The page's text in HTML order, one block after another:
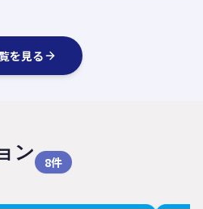
を見る
ン 8件